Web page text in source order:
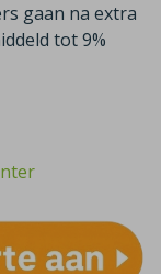
gaan na extra
tot 9%